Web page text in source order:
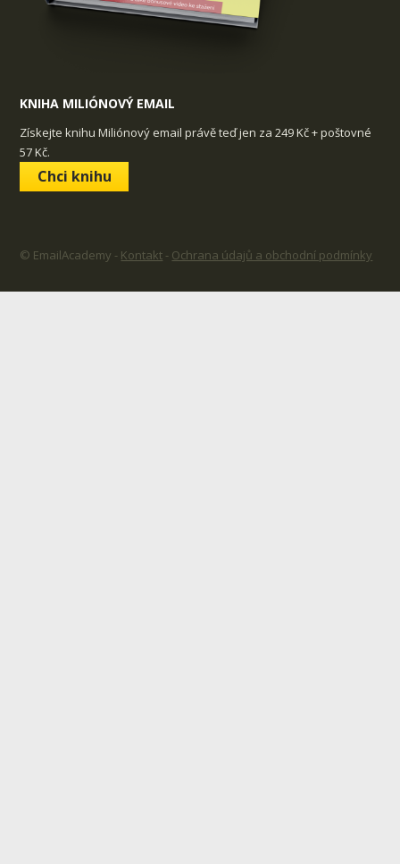
KNIHA MILIÓNOVÝ EMAIL
Získejte knihu Miliónový email právě teď jen za 249 Kč + poštovné
57 Kč.
Chci knihu
© EmailAcademy - Kontakt - Ochrana údajů a obchodní podmínky